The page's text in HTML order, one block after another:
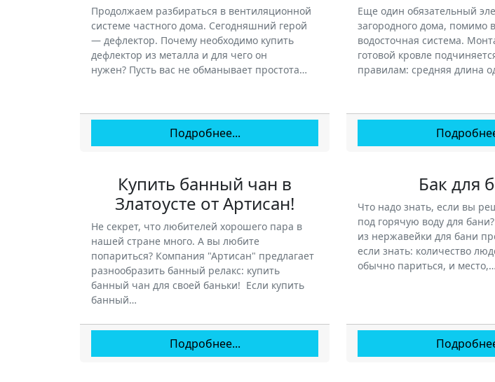
Продолжаем разбираться в вентиляционной
системе частного дома. Сегодняшний герой
— дефлектор. Почему необходимо купить
дефлектор из металла и для чего он
нужен? Пусть вас не обманывает простота…
Подробнее...
Еще один обязательный
загородного дома, помимо
водосточная система.
готовой кровле
правилам: средняя длина
Купить банный чан в
Златоусте от Артисан!
Не секрет, что любителей хорошего пара в
нашей стране много. А вы любите
попариться? Компания "Артисан" предлагает
разнообразить банный релакс: купить
банный чан для своей баньки! Если купить
банный…
Подробнее...
Бак для
Что надо знать, если вы
под горячую воду для
из нержавейки для бани
если знать: количество
обычно париться, и место,…